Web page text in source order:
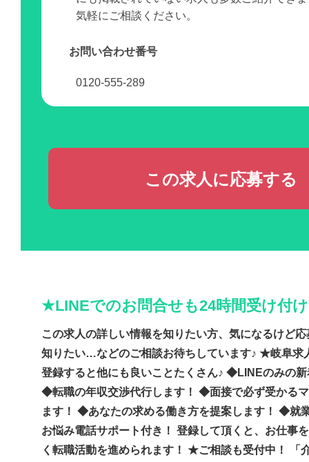
気軽にご相談ください。
お問い合わせ番号
0120-555-289
この求人に応募する
★LINEでのお問合せも24時間受け付
この求人の詳しい情報を知りたい方、気になるけど
知りたい…などのご相談お待ちしています♪ ★岐阜求
登録すると他にも良いことたくさん♪ ◆LINEのみの
◆転職の年収交渉代行します！ ◆面接で必ず受かる
ます！ ◆あなたの求める働き方を提案します！ ◆就
お悩み電話サポート付き！ 登録して頂くと、お仕事
く転職活動を進められます！ ★ご相談も受付中！ 「